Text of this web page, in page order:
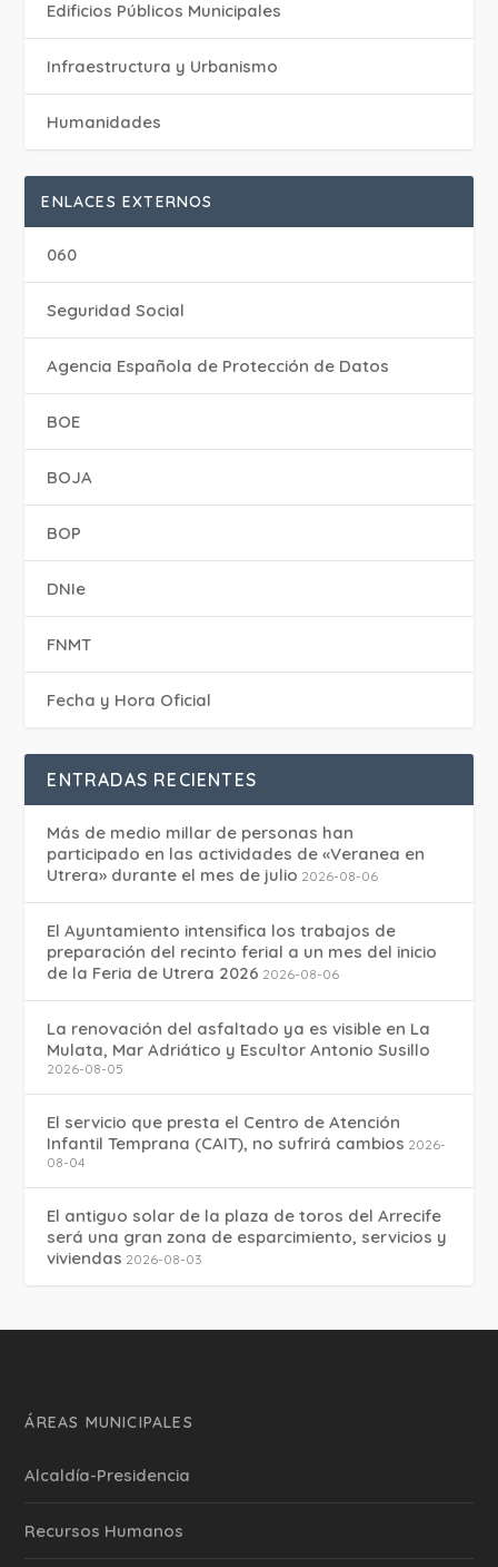
Edificios Públicos Municipales
Infraestructura y Urbanismo
Humanidades
ENLACES EXTERNOS
060
Seguridad Social
Agencia Española de Protección de Datos
BOE
BOJA
BOP
DNIe
FNMT
Fecha y Hora Oficial
ENTRADAS RECIENTES
Más de medio millar de personas han
participado en las actividades de «Veranea en
Utrera» durante el mes de julio 2026-08-06
El Ayuntamiento intensifica los trabajos de
preparación del recinto ferial a un mes del inicio
de la Feria de Utrera 2026 2026-08-06
La renovación del asfaltado ya es visible en La
Mulata, Mar Adriático y Escultor Antonio Susillo
2026-08-05
El servicio que presta el Centro de Atención
Infantil Temprana (CAIT), no sufrirá cambios 2026-
08-04
El antiguo solar de la plaza de toros del Arrecife
será una gran zona de esparcimiento, servicios y
viviendas 2026-08-03
ÁREAS MUNICIPALES
Alcaldía-Presidencia
Recursos Humanos